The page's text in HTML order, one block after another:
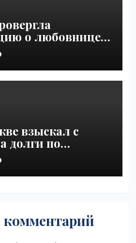
о любовнице
| VseTime.ru
взыскал с
долги по
платежам |
комментарий